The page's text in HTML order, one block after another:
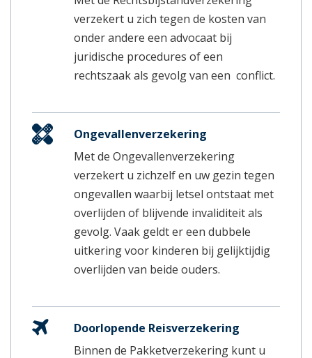
verzekert u zich tegen de kosten van
onder andere een advocaat bij
juridische procedures of een
rechtszaak als gevolg van een conflict.
Ongevallenverzekering
Met de Ongevallenverzekering
verzekert u zichzelf en uw gezin tegen
ongevallen waarbij letsel ontstaat met
overlijden of blijvende invaliditeit als
gevolg. Vaak geldt er een dubbele
uitkering voor kinderen bij gelijktijdig
overlijden van beide ouders.
Doorlopende Reisverzekering
Binnen de Pakketverzekering kunt u